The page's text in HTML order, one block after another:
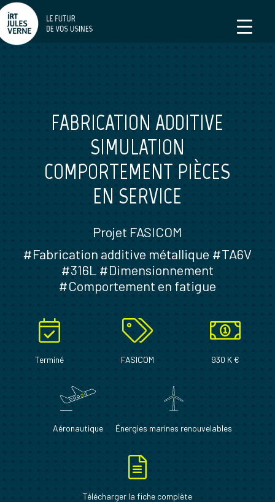
FABRICATION ADDITIVE
SIMULATION
COMPORTEMENT PIÈCES
EN SERVICE
Projet FASICOM
#Fabrication additive métallique #TA6V
#316L #Dimensionnement
#Comportement en fatigue
Terminé FASICOM 930 K €
Aéronautique Énergies marines renouvelables
Télécharger la fiche complète